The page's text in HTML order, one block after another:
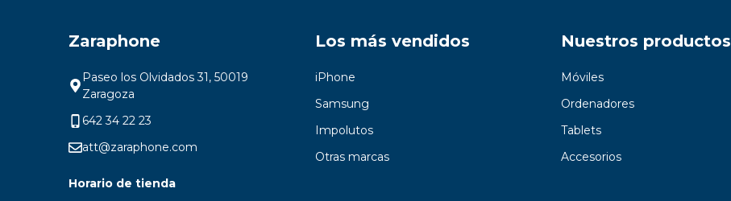
Zaraphone
Paseo los Olvidados 31, 50019
Zaragoza
642 34 22 23
att@zaraphone.com
Horario de tienda
Los más vendidos
iPhone
Samsung
Impolutos
Otras marcas
Nuestros productos
Móviles
Ordenadores
Tablets
Accesorios